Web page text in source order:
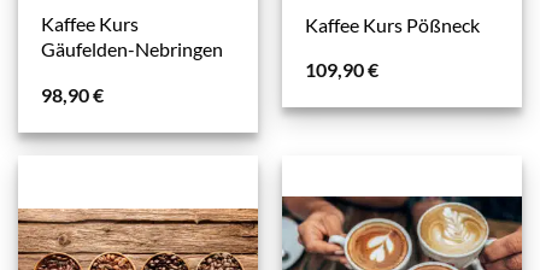
Kaffee Kurs
Gäufelden-Nebringen
98,90€
Kaffee Kurs Pößneck
109,90€